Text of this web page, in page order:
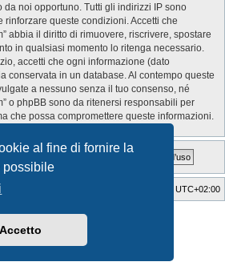
al fine di fornire la
possibile
Accetto
da noi opportuno. Tutti gli indirizzi IP sono
queste condizioni. Accetti che
abbia il diritto di rimuovere, riscrivere, spostare
in qualsiasi momento lo ritenga necessario.
accetti che ogni informazione (dato
conservata in un database. Al contempo queste
a nessuno senza il tuo consenso, né
o phpBB sono da ritenersi responsabili per
che possa compromettere queste informazioni.
UTC+02:00
by ©GTA game